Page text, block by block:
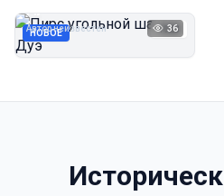
НОВОЕ 1923
Автор неизвестен 36